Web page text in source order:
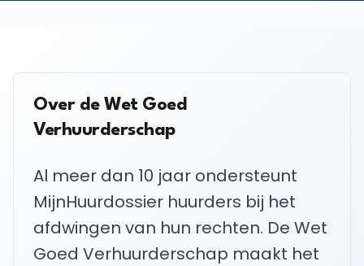
Over de Wet Goed
Verhuurderschap
Al meer dan 10 jaar ondersteunt
MijnHuurdossier huurders bij het
afdwingen van hun rechten. De Wet
Goed Verhuurderschap maakt het